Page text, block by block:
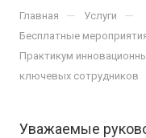
Главная — Услуги —
Бесплатные
Практикум
ключевых сотрудников
Уважаемые